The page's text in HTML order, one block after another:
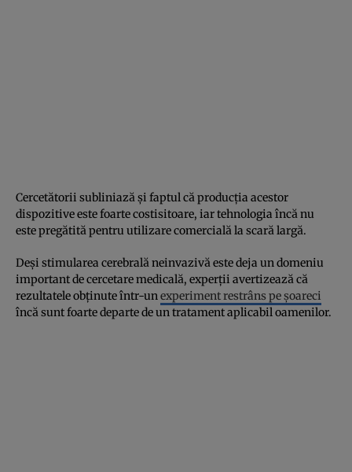
Cercetătorii subliniază și faptul că producția acestor
dispozitive este foarte costisitoare, iar tehnologia încă nu
este pregătită pentru utilizare comercială la scară largă.
Deși stimularea cerebrală neinvazivă este deja un domeniu
important de cercetare medicală, experții avertizează că
rezultatele obținute într-unexperiment restrâns pe șoareci
încă sunt foarte departe de un tratament aplicabil oamenilor.